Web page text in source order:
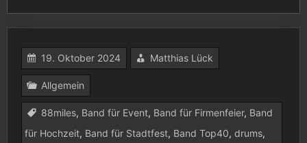
19. Oktober 2024 Matthias Lück
Allgemein
88miles, Band für Event, Band für Firmenfeier, Band
für Hochzeit, Band für Stadtfest, Band Top40, drums,